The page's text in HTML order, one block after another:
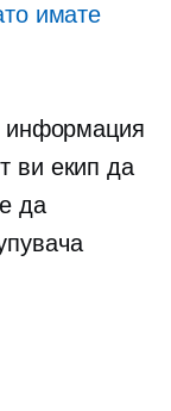
имате
информация
ви екип да
да